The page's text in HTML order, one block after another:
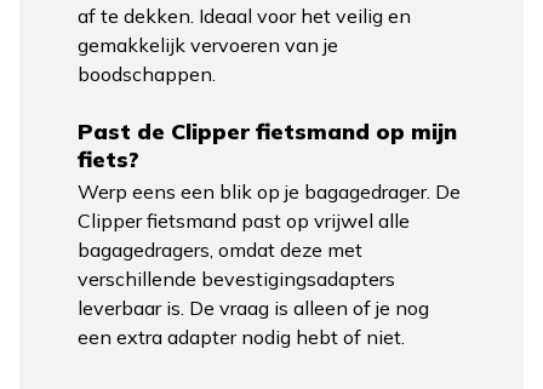
af te dekken. Ideaal voor het veilig en
gemakkelijk vervoeren van je
boodschappen.
Past de Clipper fietsmand op mijn
fiets?
Werp eens een blik op je bagagedrager. De
Clipper fietsmand past op vrijwel alle
bagagedragers, omdat deze met
verschillende bevestigingsadapters
leverbaar is. De vraag is alleen of je nog
een extra adapter nodig hebt of niet.